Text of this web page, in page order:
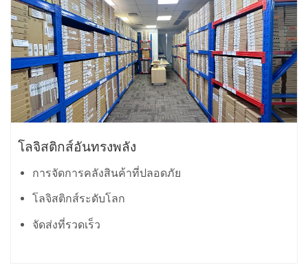
โลจิสติกส์อันทรงพลัง
การจัดการคลังสินค้าที่ปลอดภัย
โลจิสติกส์ระดับโลก
จัดส่งที่รวดเร็ว